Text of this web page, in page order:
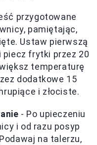
przygotowane
pamiętając,
Ustaw pierwszą
piecz frytki przez 20
temperaturę
dodatkowe 15
i złociste.
- Po upieczeniu
i od razu posyp
na talerzu,